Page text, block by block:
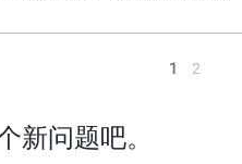
1 2
新问题吧。